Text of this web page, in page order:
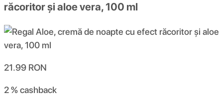
răcoritor și aloe vera, 100 ml
21.99 RON
2 %cashback